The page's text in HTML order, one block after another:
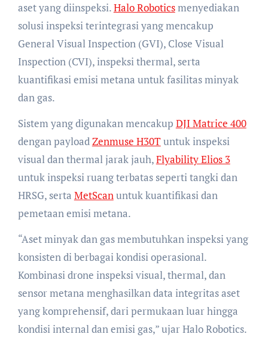
aset yang diinspeksi.Halo Roboticsmenyediakan
solusi inspeksi terintegrasi yang mencakup
General Visual Inspection (GVI), Close Visual
Inspection (CVI), inspeksi thermal, serta
kuantifikasi emisi metana untuk fasilitas minyak
dan gas.
Sistem yang digunakan mencakup DJI Matrice 400
dengan payloadZenmuse H30Tuntuk inspeksi
visual dan thermal jarak jauh,Flyability Elios 3
untuk inspeksi ruang terbatas seperti tangki dan
HRSG, serta MetScanuntuk kuantifikasi dan
pemetaan emisi metana.
“Aset minyak dan gas membutuhkan inspeksi yang
konsisten di berbagai kondisi operasional.
Kombinasi drone inspeksi visual, thermal, dan
sensor metana menghasilkan data integritas aset
yang komprehensif, dari permukaan luar hingga
kondisi internal dan emisi gas,” ujar Halo Robotics.